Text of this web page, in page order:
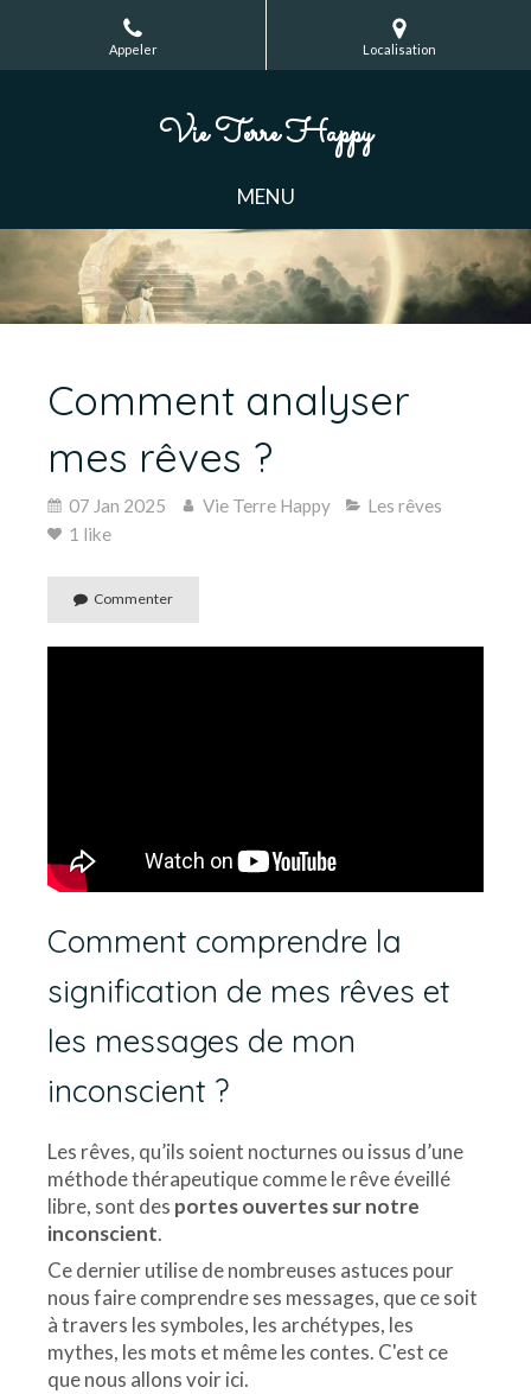
Appeler Localisation
Vie Terre Happy
MENU
Comment analyser
mes rêves ?
07 Jan 2025 Vie Terre Happy
Les rêves
1 like
Commenter
Comment comprendre la
signification de mes rêves et
les messages de mon
inconscient ?
Les rêves, qu’ils soient nocturnes ou issus d’une
méthode thérapeutique comme le rêve éveillé
libre, sont des portes ouvertes sur notre
inconscient.
Ce dernier utilise de nombreuses astuces pour
nous faire comprendre ses messages, que ce soit
à travers les symboles, les archétypes, les
mythes, les mots et même les contes. C'est ce
que nous allons voir ici.